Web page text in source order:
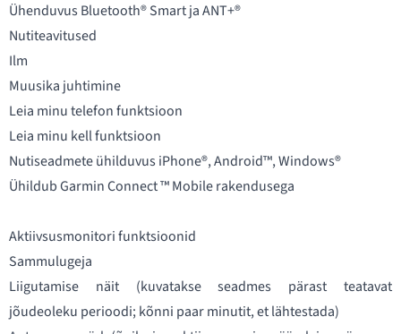
Ühenduvus Bluetooth® Smart ja ANT+®
Nutiteavitused
Ilm
Muusika juhtimine
Leia minu telefon funktsioon
Leia minu kell funktsioon
Nutiseadmete ühilduvus iPhone®, Android™, Windows®
Ühildub Garmin Connect ™ Mobile rakendusega
Aktiivsusmonitori funktsioonid
Sammulugeja
Liigutamise näit (kuvatakse seadmes pärast teatavat
jõudeoleku perioodi; kõnni paar minutit, et lähtestada)